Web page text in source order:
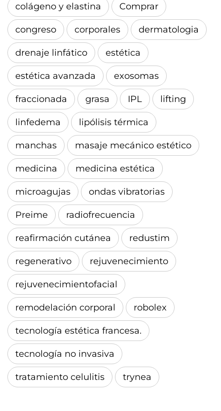
colágeno y elastina Comprar
congreso corporales dermatologia
drenaje linfático estética
estética avanzada exosomas
fraccionada grasa IPL lifting
linfedema lipólisis térmica
manchas masaje mecánico estético
medicina medicina estética
microagujas ondas vibratorias
Preime radiofrecuencia
reafirmación cutánea redustim
regenerativo rejuvenecimiento
rejuvenecimientofacial
remodelación corporal robolex
tecnología estética francesa.
tecnología no invasiva
tratamiento celulitis trynea